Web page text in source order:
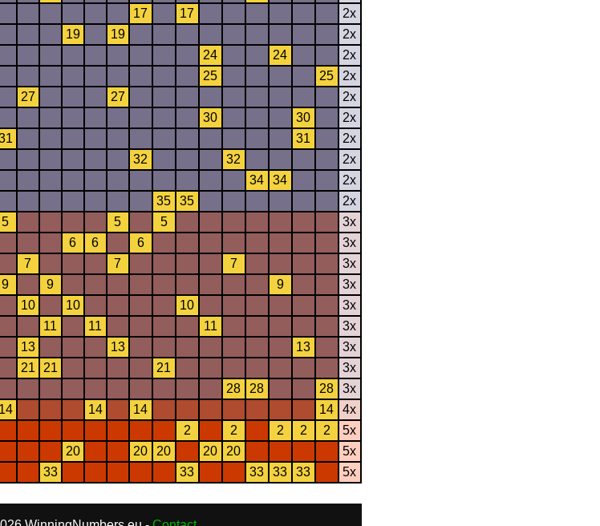
17 17
2x
19 19
2x
24 24
2x
25 25
2x
27 27
2x
30 30
2x
31
2x
32 32
2x
34 34
2x
35 35
2x
5 5 5
3x
6 6 6
3x
7 7 7
3x
9 9 9
3x
10 10 10
3x
11 11 11
3x
13 13 13
3x
21 21 21
3x
28 28 28
3x
14 14 14 14
4x
2 2 2 2 2
5x
20 20 20 20 20
5x
33 33 33 33 33 5x